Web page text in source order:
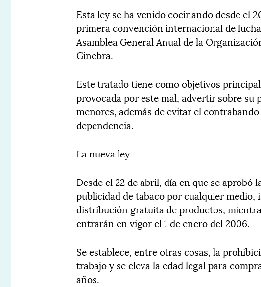
Esta ley se ha venido cocinando desde el
primera convención internacional de
Asamblea General Anual de la
Ginebra.
Este tratado tiene como objetivos
provocada por este mal, advertir sobre su
menores, además de evitar el
dependencia.
La nueva ley
Desde el 22 de abril, día en que se aprobó
publicidad de tabaco por cualquier
distribución gratuita de productos;
entrarán en vigor el 1 de enero del 2006.
Se establece, entre otras cosas, la
trabajo y se eleva la edad legal para
años.